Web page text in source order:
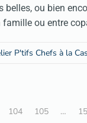
belles, ou bien
famille ou entre
P'tifs Chefs à la
104 105 …